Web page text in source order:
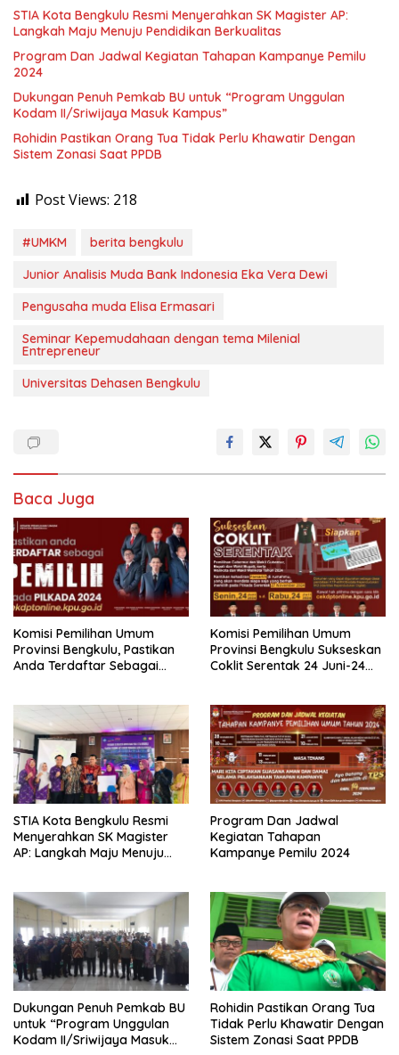
STIA Kota Bengkulu Resmi Menyerahkan SK Magister AP:
Langkah Maju Menuju Pendidikan Berkualitas
Program Dan Jadwal Kegiatan Tahapan Kampanye Pemilu
2024
Dukungan Penuh Pemkab BU untuk “Program Unggulan
Kodam II/Sriwijaya Masuk Kampus”
Rohidin Pastikan Orang Tua Tidak Perlu Khawatir Dengan
Sistem Zonasi Saat PPDB
Post Views: 218
#UMKM
berita bengkulu
Junior Analisis Muda Bank Indonesia Eka Vera Dewi
Pengusaha muda Elisa Ermasari
Seminar Kepemudahaan dengan tema Milenial
Entrepreneur
Universitas Dehasen Bengkulu
Baca Juga
Komisi Pemilihan Umum
Provinsi Bengkulu, Pastikan
Anda Terdaftar Sebagai
Komisi Pemilihan Umum
Provinsi Bengkulu Sukseskan
Coklit Serentak 24 Juni-24
STIA Kota Bengkulu Resmi
Menyerahkan SK Magister
AP: Langkah Maju Menuju
Program Dan Jadwal
Kegiatan Tahapan
Kampanye Pemilu 2024
Dukungan Penuh Pemkab BU
untuk “Program Unggulan
Kodam II/Sriwijaya Masuk
Rohidin Pastikan Orang Tua
Tidak Perlu Khawatir Dengan
Sistem Zonasi Saat PPDB